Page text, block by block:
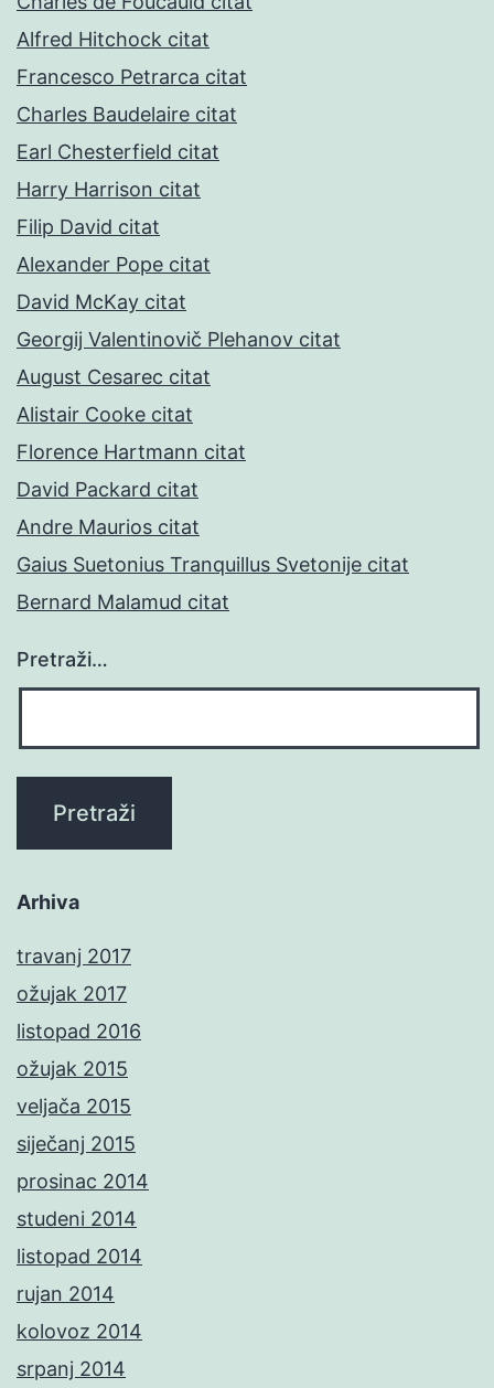
Alfred Hitchock citat
Francesco Petrarca citat
Charles Baudelaire citat
Earl Chesterfield citat
Harry Harrison citat
Filip David citat
Alexander Pope citat
David McKay citat
Georgij Valentinovič Plehanov citat
August Cesarec citat
Alistair Cooke citat
Florence Hartmann citat
David Packard citat
Andre Maurios citat
Gaius Suetonius Tranquillus Svetonije citat
Bernard Malamud citat
Pretraži…
Arhiva
travanj 2017
ožujak 2017
listopad 2016
ožujak 2015
veljača 2015
siječanj 2015
prosinac 2014
studeni 2014
listopad 2014
rujan 2014
kolovoz 2014
srpanj 2014